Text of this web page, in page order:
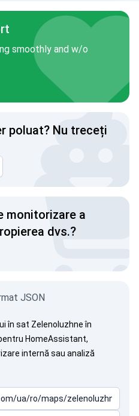
smoothly and w/o
poluat? Nu treceți
monitorizare a
dvs.?
JSON
în sat Zelenoluzhne în
HomeAssistant,
internă sau analiză